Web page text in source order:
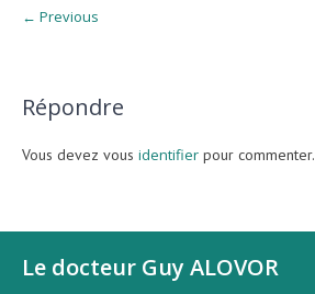
← Previous
Répondre
Vous devez vous identifier pour commenter.
Le docteur Guy ALOVOR